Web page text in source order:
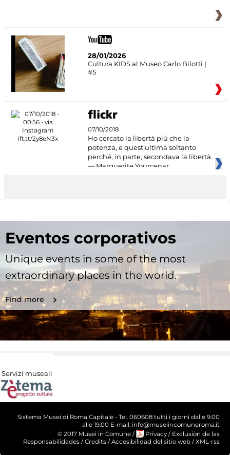
28/01/2026
Cultura KIDS al Museo Carlo Bilotti |
#5
07/10/2018
Ho cercato la libertà più che la
potenza, e quest'ultima soltanto
perché, in parte, secondava la libertà.
— Marguerite Yourcenar
Eventos corporativos
Unique events in some of the most
extraordinary places in the world.
Find more
Servizi museali
Sistema Musei di Roma Capitale - Tel. 060608 tutti i giorni dalle 9.00
alle 19.00 E-mail: info@museiincomuneroma.it
© 2017 Musei in Comune / Privacy / Exclusiòn de las
Responsabilidades / Credits / Accesibilidad del sitio web / XML-rss